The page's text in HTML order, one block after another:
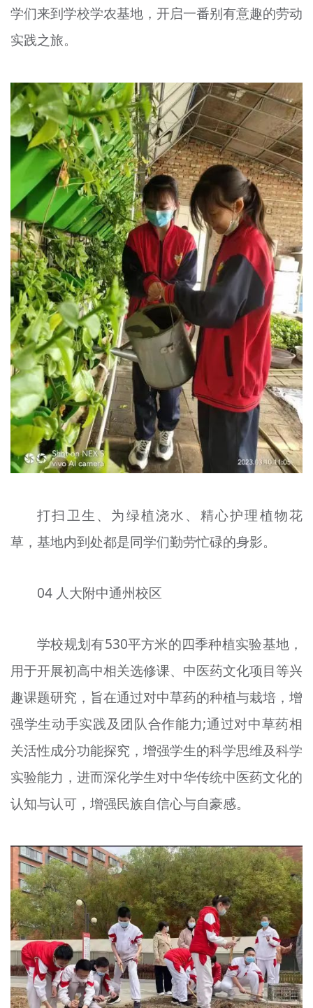
学们来到学校学农基地，开启一番别有意趣的劳动
实践之旅。
打扫卫生、为绿植浇水、精心护理植物花
草，基地内到处都是同学们勤劳忙碌的身影。
04 人大附中通州校区
学校规划有530平方米的四季种植实验基地，
用于开展初高中相关选修课、中医药文化项目等兴
趣课题研究，旨在通过对中草药的种植与栽培，增
强学生动手实践及团队合作能力;通过对中草药相
关活性成分功能探究，增强学生的科学思维及科学
实验能力，进而深化学生对中华传统中医药文化的
认知与认可，增强民族自信心与自豪感。